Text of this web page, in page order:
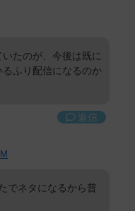
たのが、今後は既に
ふり配信になるのか
返信
でネタになるから普